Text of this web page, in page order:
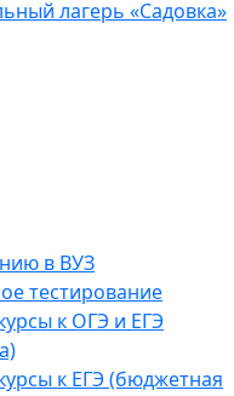
лагерь «Садовка»
в ВУЗ
тестирование
к ОГЭ и ЕГЭ
к ЕГЭ (бюджетная